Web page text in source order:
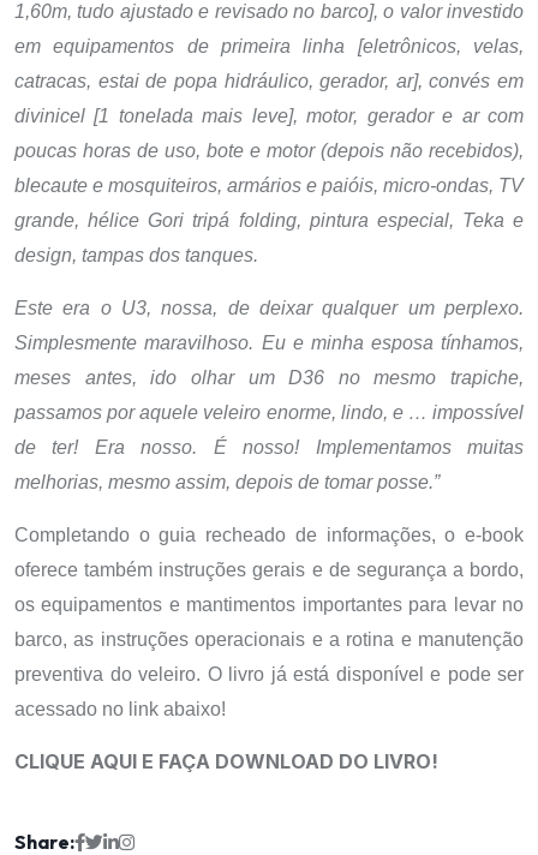
1,60m, tudo ajustado e revisado no barco], o valor investido
em equipamentos de primeira linha [eletrônicos, velas,
catracas, estai de popa hidráulico, gerador, ar], convés em
divinicel [1 tonelada mais leve], motor, gerador e ar com
poucas horas de uso, bote e motor (depois não recebidos),
blecaute e mosquiteiros, armários e paióis, micro-ondas, TV
grande, hélice Gori tripá folding, pintura especial, Teka e
design, tampas dos tanques.
Este era o U3, nossa, de deixar qualquer um perplexo.
Simplesmente maravilhoso. Eu e minha esposa tínhamos,
meses antes, ido olhar um D36 no mesmo trapiche,
passamos por aquele veleiro enorme, lindo, e … impossível
de ter! Era nosso. É nosso! Implementamos muitas
melhorias, mesmo assim, depois de tomar posse.”
Completando o guia recheado de informações, o e-book
oferece também instruções gerais e de segurança a bordo,
os equipamentos e mantimentos importantes para levar no
barco, as instruções operacionais e a rotina e manutenção
preventiva do veleiro. O livro já está disponível e pode ser
acessado no link abaixo!
CLIQUE AQUI E FAÇA DOWNLOAD DO LIVRO!
Share: